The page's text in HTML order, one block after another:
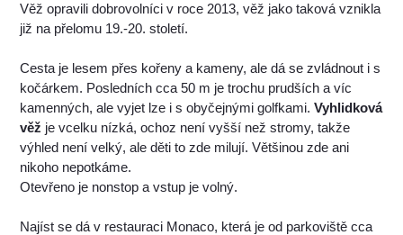
Věž opravili dobrovolníci v roce 2013, věž jako taková vznikla
již na přelomu 19.-20. století.
Cesta je lesem přes kořeny a kameny, ale dá se zvládnout i s
kočárkem. Posledních cca 50 m je trochu prudších a víc
kamenných, ale vyjet lze i s obyčejnými golfkami.Vyhlidková
věž je vcelku nízká, ochoz není vyšší než stromy, takže
výhled není velký, ale děti to zde milují. Většinou zde ani
nikoho nepotkáme.
Otevřeno je nonstop a vstup je volný.
Najíst se dá v restauraci Monaco, která je od parkoviště cca